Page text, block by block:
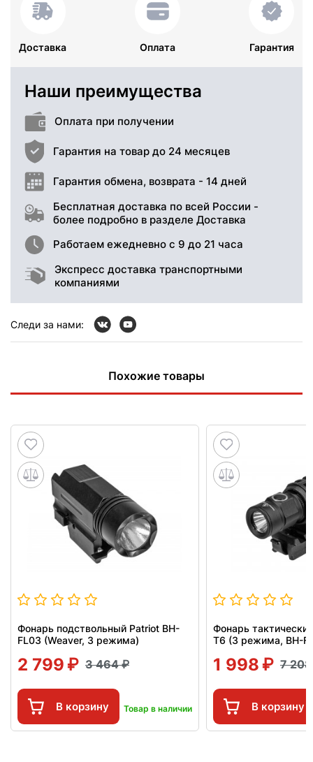
Доставка Оплата Гарантия
Наши преимущества
Оплата при получении
Гарантия на товар до 24 месяцев
Гарантия обмена, возврата - 14 дней
Бесплатная доставка по всей России -
более подробно в разделе Доставка
Работаем ежедневно с 9 до 21 часа
Экспресс доставка транспортными
компаниями
Следи за нами:
Похожие товары
Фонарь подствольный Patriot BH-
FL03 (Weaver, 3 режима)
2 799 3 464
В корзину Товар в наличии
Фонарь
Т6 (3 режима, BH-
1 998 7
В корзину